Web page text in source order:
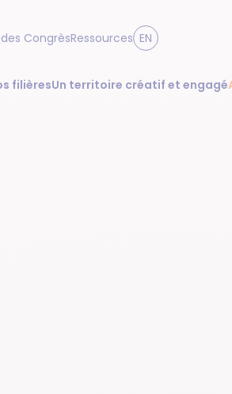
CongrèsRessources EN
filièresUn territoire créatif et engagé